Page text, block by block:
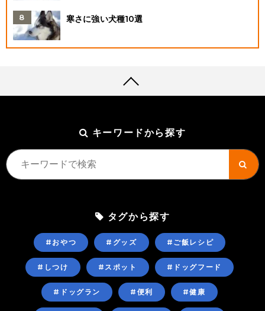
寒さに強い犬種10選
キーワードから探す
タグから探す
#おやつ #グッズ #ご飯レシピ
#しつけ #スポット #ドッグフード
#ドッグラン #便利 #健康